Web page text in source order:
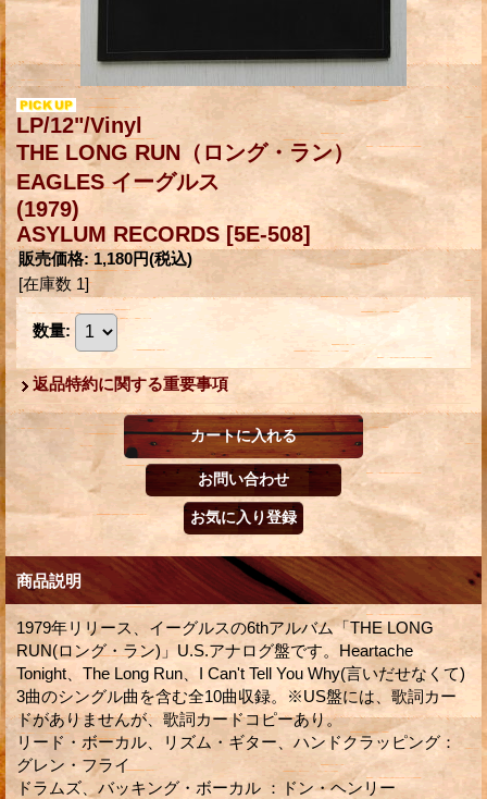
LP/12"/Vinyl
THE LONG RUN（ロング・ラン）
EAGLES イーグルス
(1979)
ASYLUM RECORDS[5E-508]
販売価格: 1,180円(税込)
[在庫数 1]
数量:
返品特約に関する重要事項
商品説明
1979年リリース、イーグルスの6thアルバム「THE LONG
RUN(ロング・ラン)」U.S.アナログ盤です。Heartache
Tonight、The Long Run、I Can't Tell You Why(言いだせなくて)
3曲のシングル曲を含む全10曲収録。※US盤には、歌詞カー
ドがありませんが、歌詞カードコピーあり。
リード・ボーカル、リズム・ギター、ハンドクラッピング：
グレン・フライ
ドラムズ、バッキング・ボーカル ：ドン・ヘンリー